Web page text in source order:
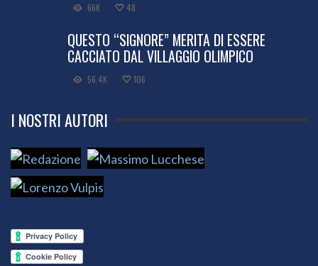
66K 48
QUESTO “SIGNORE” MERITA DI ESSERE
CACCIATO DAL VILLAGGIO OLIMPICO
56.4K 106
I NOSTRI AUTORI